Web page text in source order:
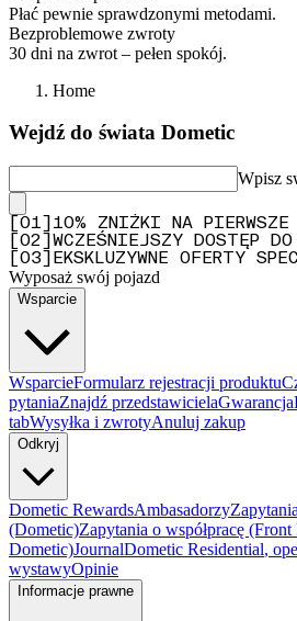
Płać pewnie sprawdzonymi metodami.
Bezproblemowe zwroty
30 dni na zwrot – pełen spokój.
Home
Wejdź do świata Dometic
Wpisz
01
10% ZNIŻKI NA PIERWSZE
02
WCZEŚNIEJSZY DOSTĘP DO
03 EKSKLUZYWNE OFERTY
Wyposaż swój pojazd
Wsparcie
WsparcieFormularz rejestracji produktu
pytaniaZnajdź przedstawicielaGwarancja
tabWysyłka i zwrotyAnuluj zakup
Odkryj
Dometic RewardsAmbasadorzy
(Dometic)Zapytania o współpracę (Front
Dometic)JournalDometic Residential,
wystawyOpinie
Informacje prawne